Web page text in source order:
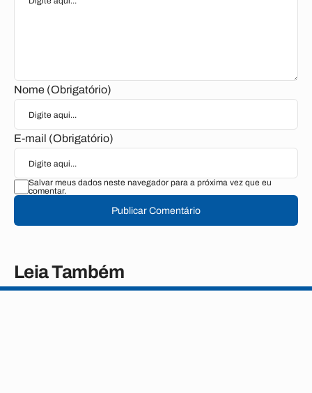
Nome (Obrigatório)
E-mail (Obrigatório)
Salvar meus dados neste navegador para a próxima vez que eu
comentar.
Publicar Comentário
Leia Também